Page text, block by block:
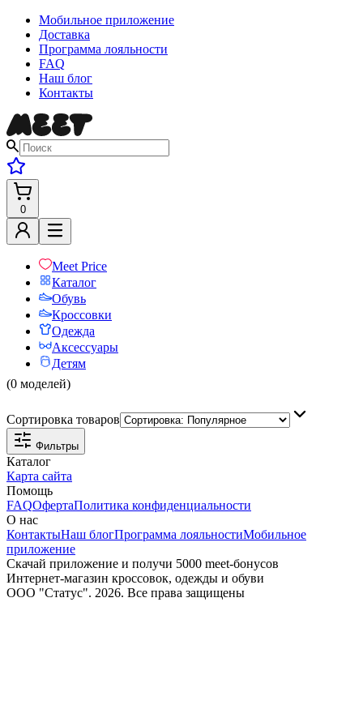
Мобильное приложение
Доставка
Программа лояльности
FAQ
Наш блог
Контакты
0
Meet Price
Каталог
Обувь
Кроссовки
Одежда
Аксессуары
Детям
(0 моделей)
Сортировка товаров
Фильтры
Каталог
Карта сайта
Помощь
FAQОфертаПолитика конфиденциальности
О нас
КонтактыНаш блогПрограмма лояльностиМобильное
приложение
Скачай приложение и получи 5000 meet-бонусов
Интернет-магазин кроссовок, одежды и обуви
ООО "Статус". 2026. Все права защищены